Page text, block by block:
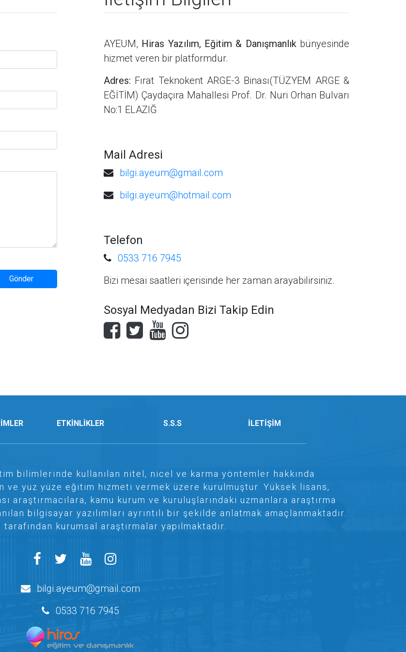
AYEUM, Hiras Yazılım, Eğitim & Danışmanlıkbünyesinde
hizmet veren bir platformdur.
Adres: Fırat Teknokent ARGE-3 Binası(TÜZYEM ARGE &
EĞİTİM) Çaydaçıra Mahallesi Prof. Dr. Nuri Orhan Bulvarı
No:1 ELAZIĞ
Mail Adresi
bilgi.ayeum@gmail.com
bilgi.ayeum@hotmail.com
Telefon
0533 716 7945
Bizi mesai saatleri içerisinde her zaman arayabilirsiniz.
Sosyal Medyadan Bizi Takip Edin
ETKİNLİKLER S.S.S İLETİŞİM
bilimlerinde kullanılan nitel, nicel ve karma yöntemler hakkında
ve yüz yüze eğitim hizmeti vermek üzere kurulmuştur. Yüksek lisans,
kamu kurum ve kuruluşlarındaki uzmanlara araştırma
bilgisayar yazılımları ayrıntılı bir şekilde anlatmak amaçlanmaktadır.
tarafından kurumsal araştırmalar yapılmaktadır.
bilgi.ayeum@gmail.com
0533 716 7945